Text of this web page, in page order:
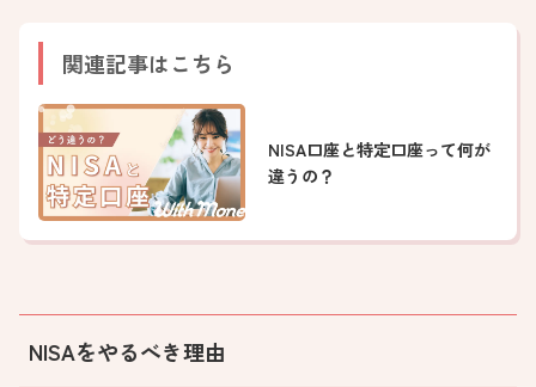
関連記事はこちら
NISA口座と特定口座って何が
違うの？
NISAをやるべき理由